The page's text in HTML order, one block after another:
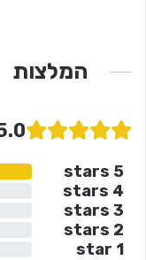
המלצות
5 stars
4 stars
3 stars
2 stars
1 star